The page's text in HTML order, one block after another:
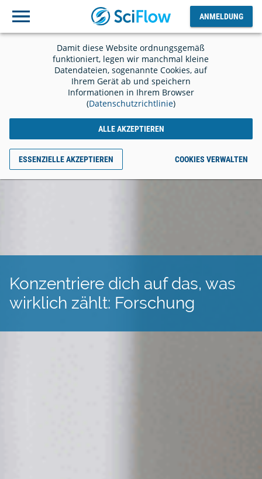
Damit diese Website ordnungsgemäß
funktioniert, legen wir manchmal kleine
Datendateien, sogenannte Cookies, auf
Ihrem Gerät ab und speichern
Informationen in Ihrem Browser
(Datenschutzrichtlinie)
ALLE AKZEPTIEREN
ESSENZIELLE AKZEPTIEREN COOKIES VERWALTEN
ANMELDUNG
ANMELDUNG
Ausloggen
Konzentriere dich auf das, was
wirklich zählt: Forschung